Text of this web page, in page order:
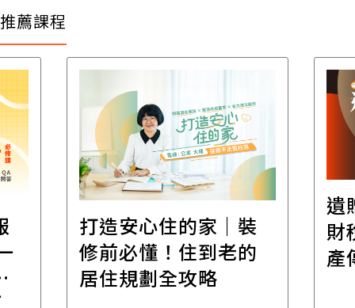
推薦課程
打造安心住的家｜裝
修前必懂！住到老的
居住規劃全攻略
遺
財
產